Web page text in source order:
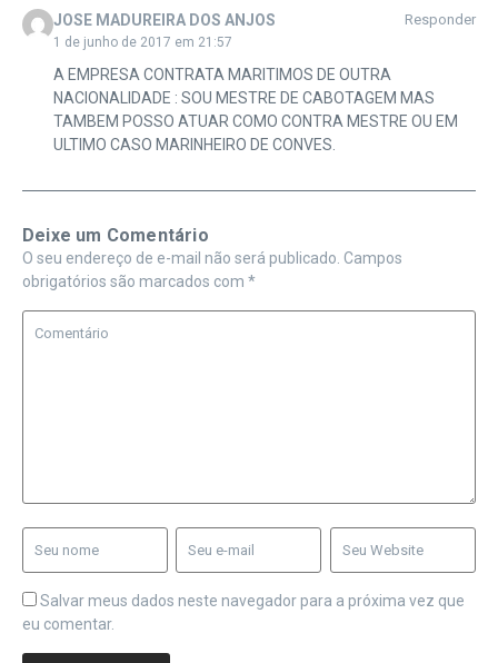
JOSE MADUREIRA DOS ANJOS
1 de junho de 2017 em 21:57
Responder
A EMPRESA CONTRATA MARITIMOS DE OUTRA
NACIONALIDADE : SOU MESTRE DE CABOTAGEM MAS
TAMBEM POSSO ATUAR COMO CONTRA MESTRE OU EM
ULTIMO CASO MARINHEIRO DE CONVES.
Deixe um Comentário
O seu endereço de e-mail não será publicado. Campos
obrigatórios são marcados com *
Salvar meus dados neste navegador para a próxima vez que
eu comentar.